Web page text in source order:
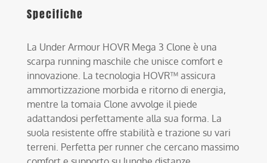
Specifiche
La Under Armour HOVR Mega 3 Clone è una
scarpa running maschile che unisce comfort e
innovazione. La tecnologia HOVR™ assicura
ammortizzazione morbida e ritorno di energia,
mentre la tomaia Clone avvolge il piede
adattandosi perfettamente alla sua forma. La
suola resistente offre stabilità e trazione su vari
terreni. Perfetta per runner che cercano massimo